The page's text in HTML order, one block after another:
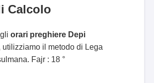
Calcolo
orari preghiere Depi
utilizziamo il metodo di Lega
Fajr : 18 °